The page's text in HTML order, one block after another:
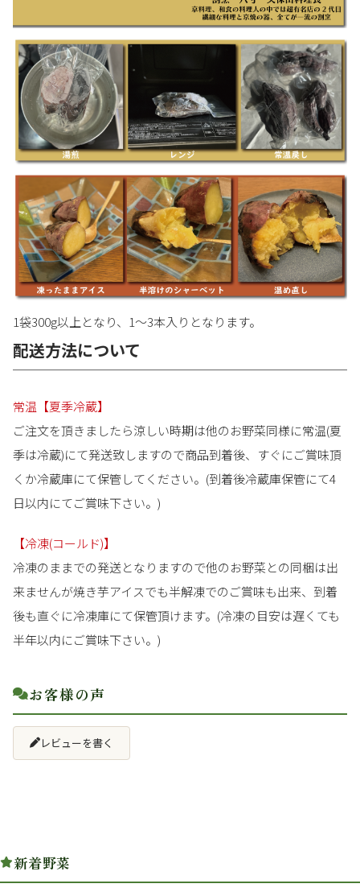
1袋300g以上となり、1～3本入りとなります。
配送方法について
常温【夏季冷蔵】
ご注文を頂きましたら涼しい時期は他のお野菜同様に常温(夏
季は冷蔵)にて発送致しますので商品到着後、すぐにご賞味頂
くか冷蔵庫にて保管してください。(到着後冷蔵庫保管にて4
日以内にてご賞味下さい。)
【冷凍(コールド)】
冷凍のままでの発送となりますので他のお野菜との同梱は出
来ませんが焼き芋アイスでも半解凍でのご賞味も出来、到着
後も直ぐに冷凍庫にて保管頂けます。(冷凍の目安は遅くても
半年以内にご賞味下さい。)
お客様の声
レビューを書く
新着野菜